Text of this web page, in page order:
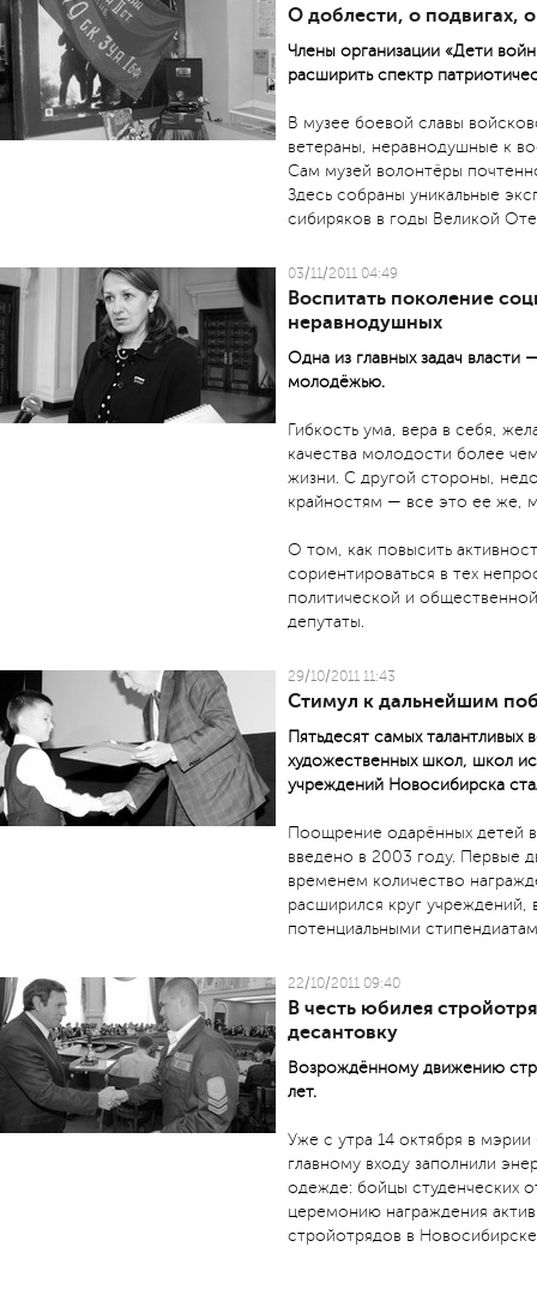
О доблести, о подвигах,
Члены организации «Дети
расширить спектр
В музее боевой славы
ветераны, неравнодушные к
Сам музей волонтёры
Здесь собраны уникальные
сибиряков в годы Великой
03/11/2011 04:49
Воспитать поколение
неравнодушных
Одна из главных задач власти
молодёжью.
Гибкость ума, вера в себя,
качества молодости более
жизни. С другой стороны,
крайностям — все это ее же,
О том, как повысить
сориентироваться в тех
политической и
депутаты.
29/10/2011 11:43
Стимул к дальнейшим
Пятьдесят самых талантливых
художественных школ, школ
учреждений Новосибирска
Поощрение одарённых детей
введено в 2003 году. Первые
временем количество
расширился круг учреждений,
потенциальными
22/10/2011 09:40
В честь юбилея
десантовку
Возрождённому движению
лет.
Уже с утра 14 октября в
главному входу заполнили
одежде: бойцы студенческих
церемонию награждения
стройотрядов в